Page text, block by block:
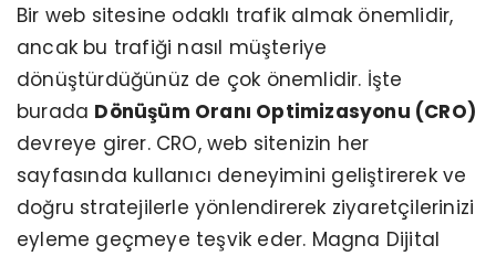
Bir web sitesine odaklı trafik almak önemlidir,
ancak bu trafiği nasıl müşteriye
dönüştürdüğünüz de çok önemlidir. İşte
burada Dönüşüm Oranı Optimizasyonu (CRO)
devreye girer. CRO, web sitenizin her
sayfasında kullanıcı deneyimini geliştirerek ve
doğru stratejilerle yönlendirerek ziyaretçilerinizi
eyleme geçmeye teşvik eder. Magna Dijital